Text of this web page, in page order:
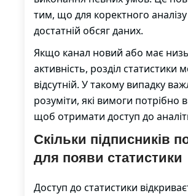
тим, що для коректного аналізу
достатній обсяг даних.
Якщо канал новий або має
активність, розділ статистики
відсутній. У такому випадку
розуміти, які вимоги потрібно
щоб отримати доступ до
Скільки підписників
для появи статистики
Доступ до статистики